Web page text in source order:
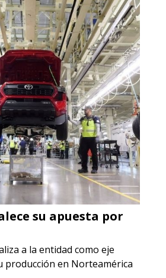
Jalisco
304. Requisitos:
química y
(especialmente
y contar con sistemas
gestión ambiental.
Jalisco
EN
su apuesta por
a la entidad como eje
producción en Norteamérica